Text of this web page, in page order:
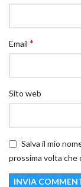
Email *
Sito web
Salva il mio
prossima volta che